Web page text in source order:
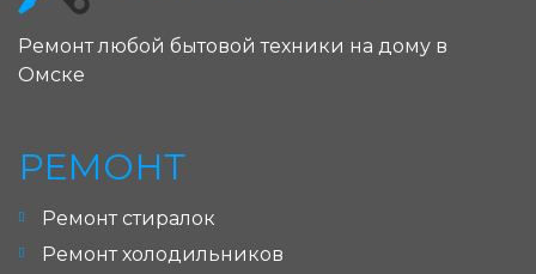
Ремонт любой бытовой техники на дому в
Омске
РЕМОНТ
Ремонт стиралок
Ремонт холодильников